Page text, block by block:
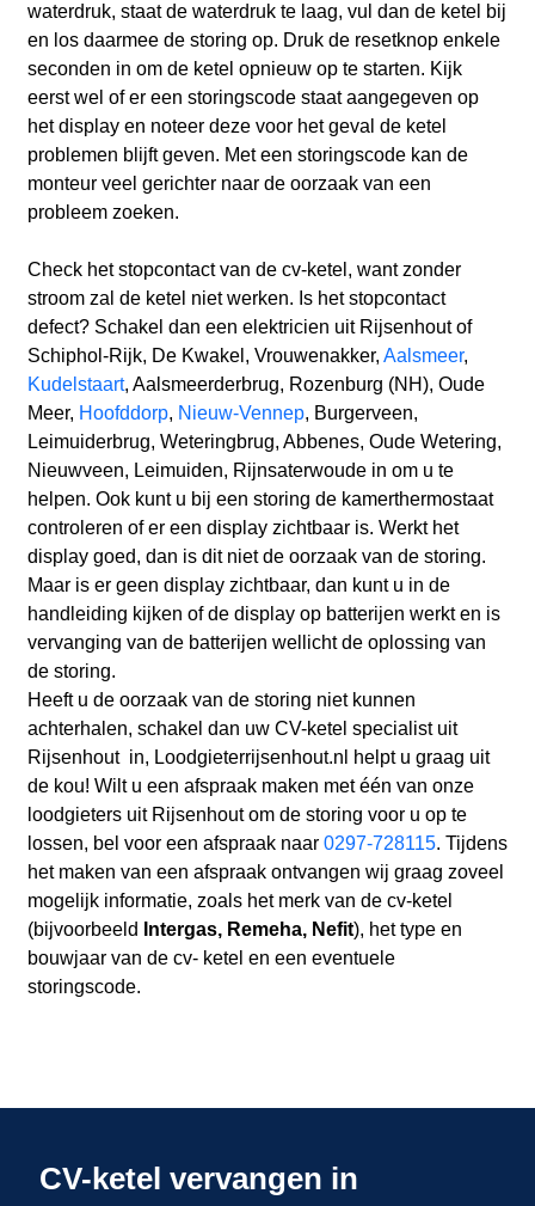
waterdruk, staat de waterdruk te laag, vul dan de ketel bij
en los daarmee de storing op. Druk de resetknop enkele
seconden in om de ketel opnieuw op te starten. Kijk
eerst wel of er een storingscode staat aangegeven op
het display en noteer deze voor het geval de ketel
problemen blijft geven. Met een storingscode kan de
monteur veel gerichter naar de oorzaak van een
probleem zoeken.
Check het stopcontact van de cv-ketel, want zonder
stroom zal de ketel niet werken. Is het stopcontact
defect? Schakel dan een elektricien uit Rijsenhoutof
Schiphol-Rijk, De Kwakel, Vrouwenakker, Aalsmeer,
Kudelstaart, Aalsmeerderbrug, Rozenburg (NH), Oude
Meer, Hoofddorp, Nieuw-Vennep, Burgerveen,
Leimuiderbrug, Weteringbrug, Abbenes, Oude Wetering,
Nieuwveen, Leimuiden, Rijnsaterwoude in om u te
helpen. Ook kunt u bij een storing de kamerthermostaat
controleren of er een display zichtbaar is. Werkt het
display goed, dan is dit niet de oorzaak van de storing.
Maar is er geen display zichtbaar, dan kunt u in de
handleiding kijken of de display op batterijen werkt en is
vervanging van de batterijen wellicht de oplossing van
de storing.
Heeft u de oorzaak van de storing niet kunnen
achterhalen, schakel dan uw CV-ketel specialist uit
Rijsenhout in, Loodgieterrijsenhout.nl helpt u graag uit
de kou! Wilt u een afspraak maken met één van onze
loodgieters uit Rijsenhout om de storing voor u op te
lossen, bel voor een afspraak naar 0297-728115. Tijdens
het maken van een afspraak ontvangen wij graag zoveel
mogelijk informatie, zoals het merk van de cv-ketel
(bijvoorbeeld
Intergas, Remeha, Nefit), het type en
bouwjaar van de cv- ketel en een eventuele
storingscode.
CV-ketel vervangen in